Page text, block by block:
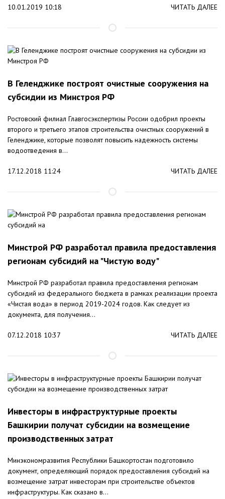
10.01.2019 10:18 ЧИТАТЬ ДАЛЕЕ
В Геленджике построят очистные сооружения на
субсидии из Минстроя РФ
Ростовский филиал Главгосэкспертизы России одобрил проекты
второго и третьего этапов строительства очистных сооружений в
Геленджике, которые позволят повысить надежность системы
водоотведения в...
17.12.2018 11:24 ЧИТАТЬ ДАЛЕЕ
Минстрой РФ разработал правила предоставления
регионам субсидий на "Чистую воду"
Минстрой РФ разработал правила предоставления регионам
субсидий из федерального бюджета в рамках реализации проекта
«Чистая вода» в период 2019-2024 годов. Как следует из
документа, для получения...
07.12.2018 10:37 ЧИТАТЬ ДАЛЕЕ
Инвесторы в инфраструктурные проекты
Башкирии получат субсидии на возмещение
производственных затрат
Минэкономразвития Республики Башкортостан подготовило
документ, определяющий порядок предоставления субсидий на
возмещение затрат инвесторам при строительстве объектов
инфраструктуры. Как сказано в...